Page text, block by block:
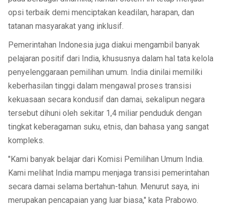
opsi terbaik demi menciptakan keadilan, harapan, dan
tatanan masyarakat yang inklusif.
Pemerintahan Indonesia juga diakui mengambil banyak
pelajaran positif dari India, khususnya dalam hal tata kelola
penyelenggaraan pemilihan umum. India dinilai memiliki
keberhasilan tinggi dalam mengawal proses transisi
kekuasaan secara kondusif dan damai, sekalipun negara
tersebut dihuni oleh sekitar 1,4 miliar penduduk dengan
tingkat keberagaman suku, etnis, dan bahasa yang sangat
kompleks.
"Kami banyak belajar dari Komisi Pemilihan Umum India.
Kami melihat India mampu menjaga transisi pemerintahan
secara damai selama bertahun-tahun. Menurut saya, ini
merupakan pencapaian yang luar biasa," kata Prabowo.